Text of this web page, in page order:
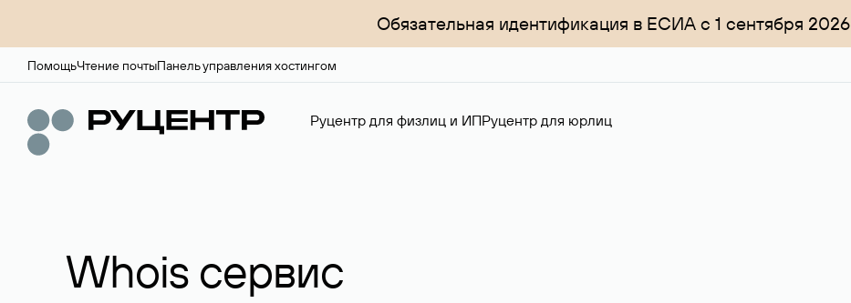
Обязательная идентификация в ЕСИА с 1 сентября 2026
ПомощьЧтение почтыПанель управления хостингом
Руцентр для физлиц и ИПРуцентр для юрлиц
Whois сервис